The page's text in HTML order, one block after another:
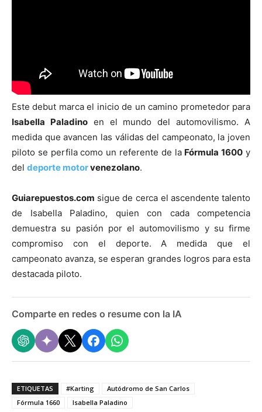
Este debut marca el inicio de un camino prometedor para
Isabella Paladinoen el mundo del automovilismo. A
medida que avancen las válidas del campeonato, la joven
piloto se perfila como un referente de la Fórmula 1600 y
del deporte motorvenezolano.
Guiarepuestos.com sigue de cerca el ascendente talento
de Isabella Paladino, quien con cada competencia
demuestra su pasión por el automovilismo y su firme
compromiso con el deporte. A medida que el
campeonato avanza, se esperan grandes logros para esta
destacada piloto.
Comparte en redes o resume con la IA
ETIQUETAS #Karting
Autódromo de San Carlos
Fórmula 1660
Isabella Paladino